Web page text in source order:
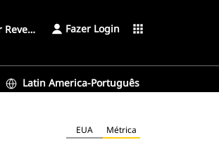
Revendedor Fazer Login apps
Latin America-Português
EUA Métrica